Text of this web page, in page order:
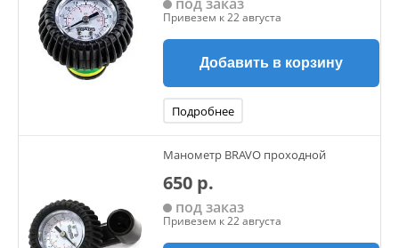
Привезем к 22 августа
Добавить в корзину
Подробнее
Манометр BRAVO проходной
650 р.
под заказ
Привезем к 22 августа